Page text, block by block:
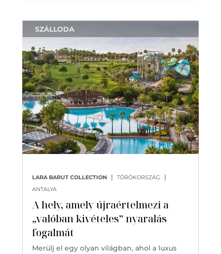
A hely, amely újraértelmezi a
„valóban kivételes” nyaralás
fogalmát
LARA BARUT COLLECTION | TÖRÖKORSZÁG |
ANTALYA
SZÁLLODA
Merülj el egy olyan világban, ahol a luxus